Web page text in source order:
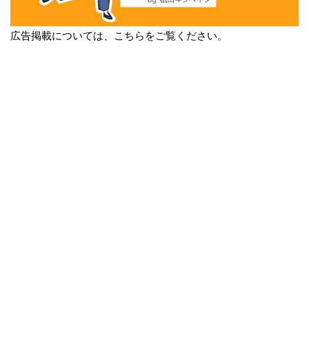
広告掲載については、こちらをご覧ください。